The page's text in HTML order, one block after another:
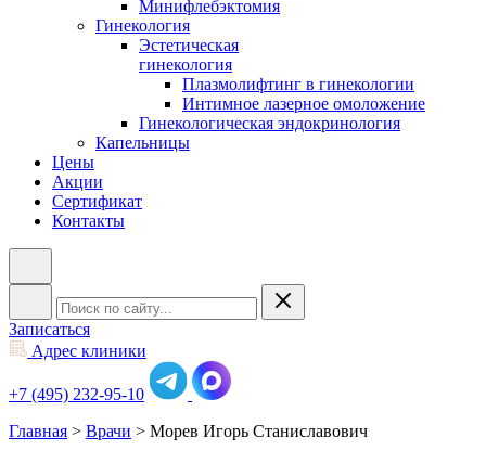
Минифлебэктомия
Гинекология
Эстетическая
гинекология
Плазмолифтинг в гинекологии
Интимное лазерное омоложение
Гинекологическая эндокринология
Капельницы
Цены
Акции
Сертификат
Контакты
Записаться
Адрес клиники
+7 (495) 232-95-10
Главная > Врачи > Морев Игорь Станиславович